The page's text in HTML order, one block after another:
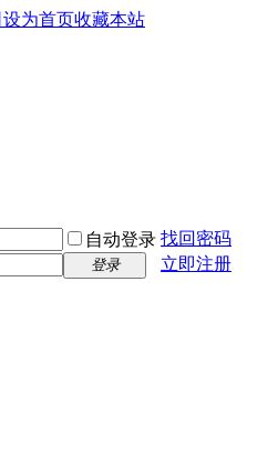
设为首页收藏本站
自动登录 找回密码
登录 立即注册